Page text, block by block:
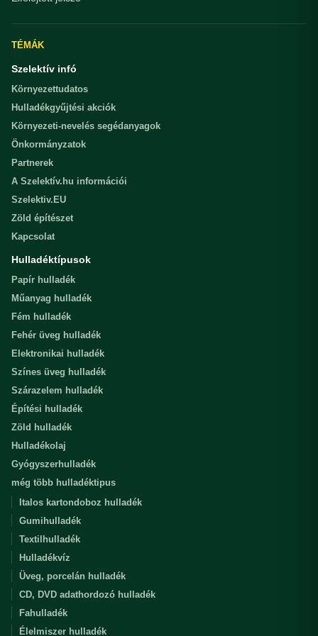
TÉMÁK
Szelektív infó
Környezettudatos
Hulladékgyűjtési akciók
Környezeti-nevelés segédanyagok
Önkormányzatok
Partnerek
A Szelektív.hu információi
Szelektiv.EU
Zöld építészet
Kapcsolat
Hulladéktípusok
Papír hulladék
Műanyag hulladék
Fém hulladék
Fehér üveg hulladék
Elektronikai hulladék
Színes üveg hulladék
Szárazelem hulladék
Építési hulladék
Zöld hulladék
Hulladékolaj
Gyógyszerhulladék
még több hulladéktipus
Italos kartondoboz hulladék
Gumihulladék
Textilhulladék
Hulladékvíz
Üveg, porcelán hulladék
CD, DVD adathordozó hulladék
Fahulladék
Élelmiszer hulladék